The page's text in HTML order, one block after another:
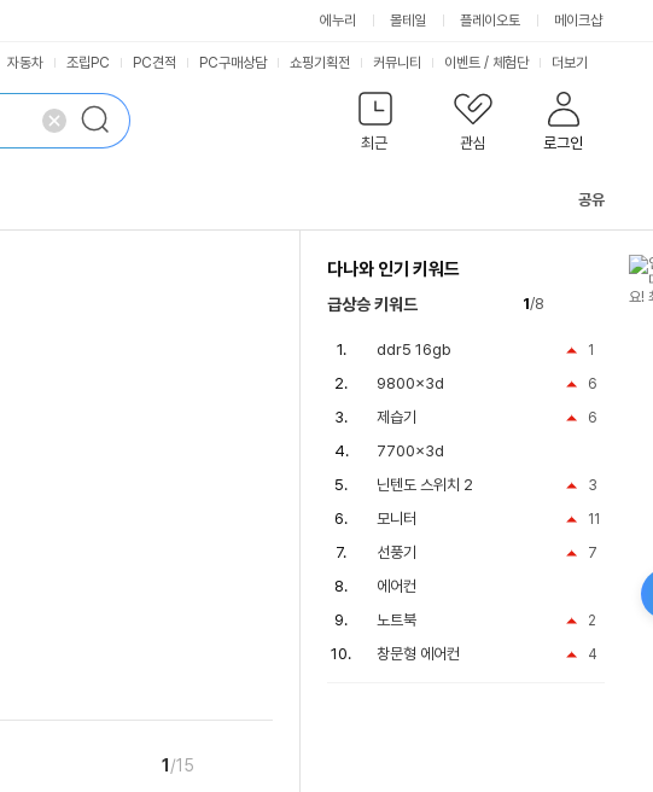
에누리 몰테일 플레이오토 메이크샵
최근 관심 로그인
자동차 조립PC PC견적 PC구매상담 쇼핑기획전 커뮤니티 이벤트 / 체험단 더보기
공유
1 /15
다나와 인기 키워드
급상승 키워드 1/8
1
ddr5 16gb
6
9800x3d
6
제습기
7700x3d
3
닌텐도 스위치 2
11
모니터
7
선풍기
에어컨
2
노트북
4
창문형 에어컨